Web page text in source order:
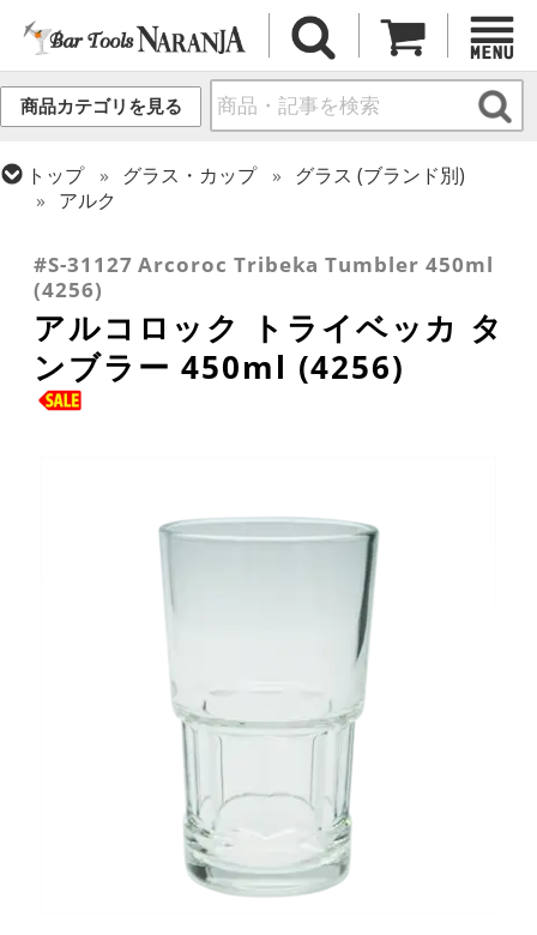
商品カテゴリを見る
トップ グラス・カップ
グラス (ブランド別)
アルク
タンブラー
#S-31127 Arcoroc Tribeka Tumbler 450ml
(4256)
アルコロック トライベッカ タ
ンブラー 450ml (4256)